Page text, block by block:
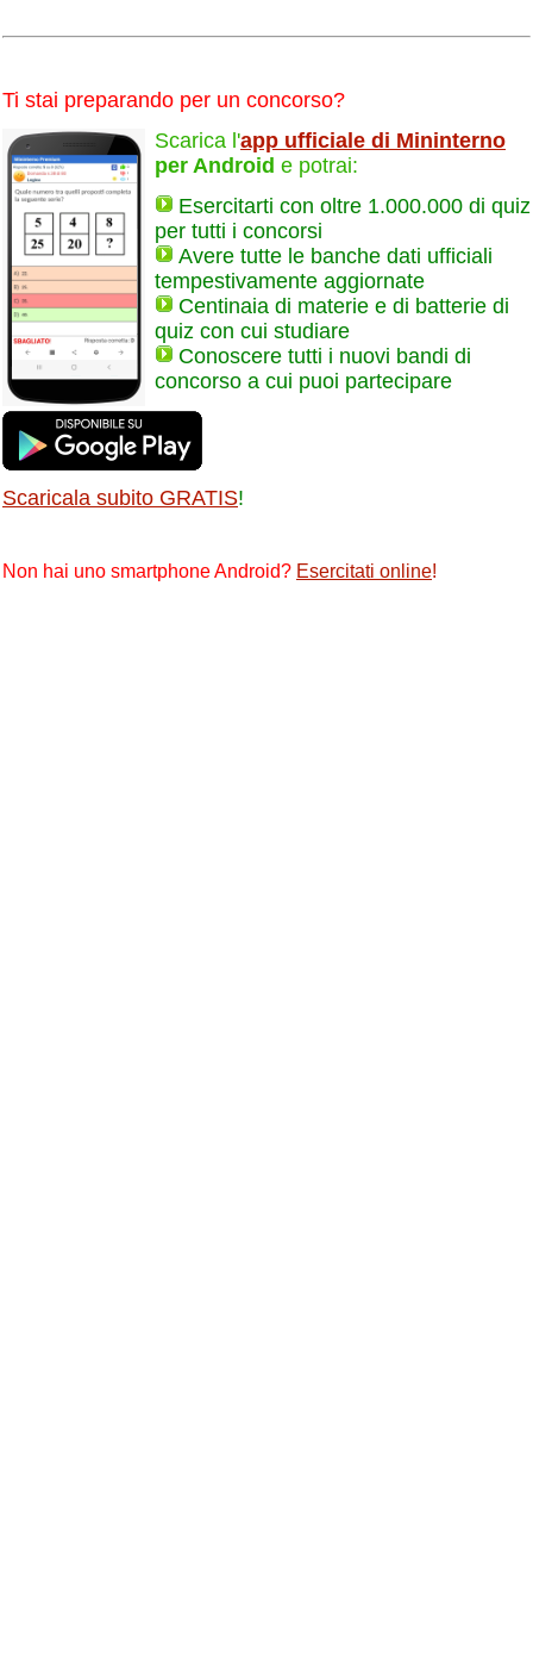
Ti stai preparando per un concorso?
Scarica l'app ufficiale di Mininterno
per Android e potrai:
Esercitarti con oltre 1.000.000 di quiz
per tutti i concorsi
Avere tutte le banche dati ufficiali
tempestivamente aggiornate
Centinaia di materie e di batterie di
quiz con cui studiare
Conoscere tutti i nuovi bandi di
concorso a cui puoi partecipare
Scaricala subito GRATIS!
Non hai uno smartphone Android? Esercitati online!